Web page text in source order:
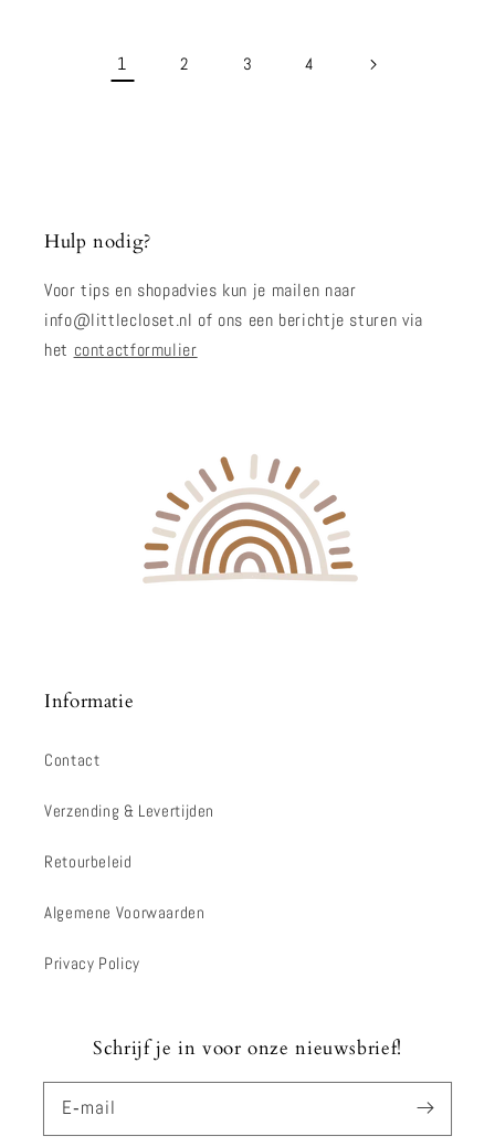
1 2 3 4
Hulp nodig?
Voor tips en shopadvies kun je mailen naar
info@littlecloset.nl of ons een berichtje sturen via
het contactformulier
Informatie
Contact
Verzending & Levertijden
Retourbeleid
Algemene Voorwaarden
Privacy Policy
Schrijf je in voor onze nieuwsbrief!
E‑mail